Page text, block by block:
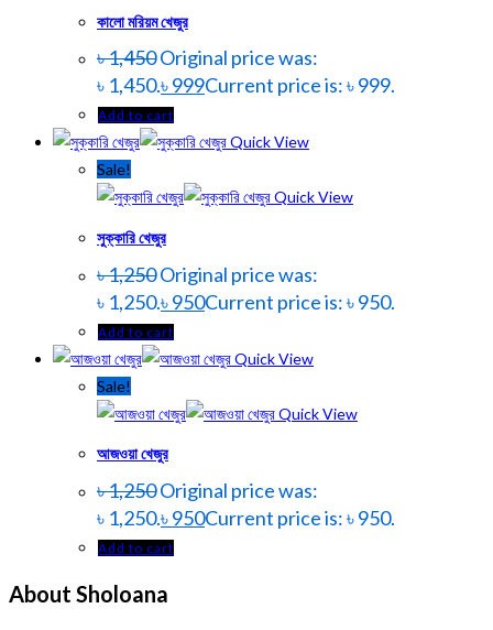
কালো মরিয়ম খেজুর
৳1,450Original price was:
৳ 1,450.৳999Current price is: ৳ 999.
Add to cart
Quick View
Sale!
Quick View
সুক্কারি খেজুর
৳1,250Original price was:
৳ 1,250.৳950Current price is: ৳ 950.
Add to cart
Quick View
Sale!
Quick View
আজওয়া খেজুর
৳1,250Original price was:
৳ 1,250.৳950Current price is: ৳ 950.
Add to cart
About Sholoana